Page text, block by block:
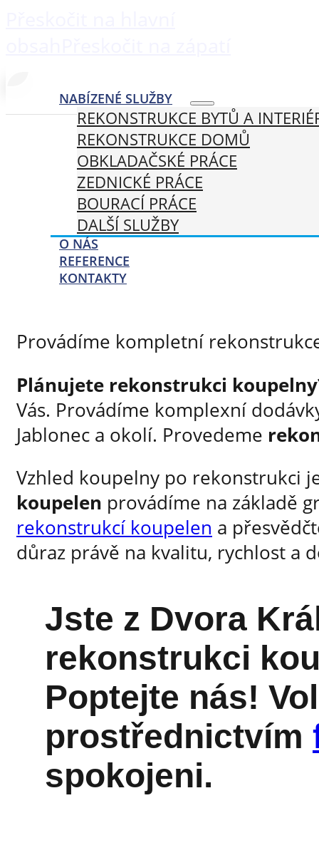
NABÍZENÉ SLUŽBY
REKONSTRUKCE BYTŮ A
REKONSTRUKCE DOMŮ
OBKLADAČSKÉ PRÁCE
ZEDNICKÉ PRÁCE
BOURACÍ PRÁCE
DALŠÍ SLUŽBY
O NÁS
REFERENCE
KONTAKTY
Provádíme kompletní
Plánujete rekonstrukci
Vás. Provádíme komplexní
Jablonec a okolí. Provedeme
Vzhled koupelny po rekonstrukci
koupelen provádíme na základě
rekonstrukcí koupelen a
důraz právě na kvalitu, rychlost a
Jste z Dvora
rekonstrukci
Poptejte nás!
prostřednictvím
spokojeni.